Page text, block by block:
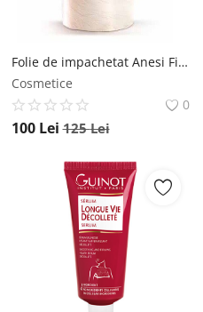
Folie de impachetat Anesi Film Wrap Osmatic 300m Anesi
Cosmetice
0
100 Lei 125Lei